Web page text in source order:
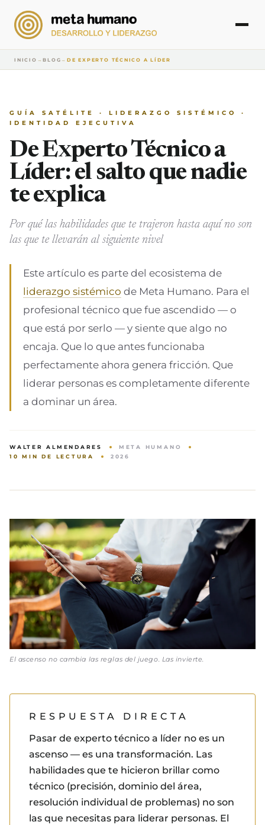
INICIO →BLOG →DE EXPERTO TÉCNICO A LÍDER
GUÍA SATÉLITE · LIDERAZGO SISTÉMICO ·
IDENTIDAD EJECUTIVA
De Experto Técnico a
Líder: el salto que nadie
te explica
Por qué las habilidades que te trajeron hasta aquí no son
las que te llevarán al siguiente nivel
Este artículo es parte del ecosistema de
liderazgo sistémico de Meta Humano. Para el
profesional técnico que fue ascendido — o
que está por serlo — y siente que algo no
encaja. Que lo que antes funcionaba
perfectamente ahora genera fricción. Que
liderar personas es completamente diferente
a dominar un área.
WALTER ALMENDARES
META HUMANO
10 MIN DE LECTURA
2026
El ascenso no cambia las reglas del juego. Las invierte.
RESPUESTA DIRECTA
Pasar de experto técnico a líder no es un
ascenso — es una transformación. Las
habilidades que te hicieron brillar como
técnico (precisión, dominio del área,
resolución individual de problemas) no son
las que necesitas para liderar personas. El